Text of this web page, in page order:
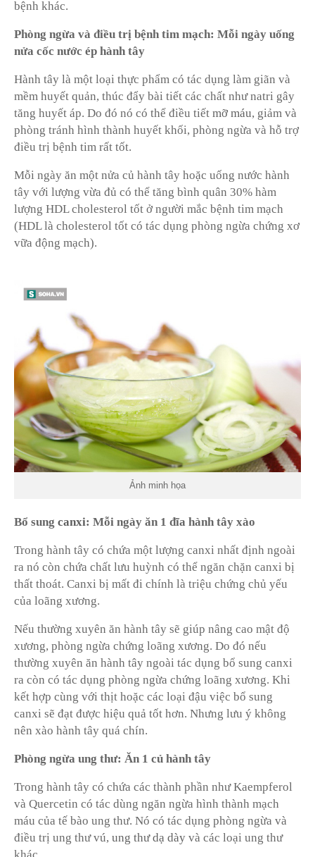
bệnh khác.
Phòng ngừa và điều trị bệnh tim mạch: Mỗi ngày uống
nửa cốc nước ép hành tây
Hành tây là một loại thực phẩm có tác dụng làm giãn và
mềm huyết quản, thúc đẩy bài tiết các chất như natri gây
tăng huyết áp. Do đó nó có thể điều tiết mỡ máu, giảm và
phòng tránh hình thành huyết khối, phòng ngừa và hỗ trợ
điều trị bệnh tim rất tốt.
Mỗi ngày ăn một nửa củ hành tây hoặc uống nước hành
tây với lượng vừa đủ có thể tăng bình quân 30% hàm
lượng HDL cholesterol tốt ở người mắc bệnh tim mạch
(HDL là cholesterol tốt có tác dụng phòng ngừa chứng xơ
vữa động mạch).
Ảnh minh họa
Bổ sung canxi: Mỗi ngày ăn 1 đĩa hành tây xào
Trong hành tây có chứa một lượng canxi nhất định ngoài
ra nó còn chứa chất lưu huỳnh có thể ngăn chặn canxi bị
thất thoát. Canxi bị mất đi chính là triệu chứng chủ yếu
của loãng xương.
Nếu thường xuyên ăn hành tây sẽ giúp nâng cao mật độ
xương, phòng ngừa chứng loãng xương. Do đó nếu
thường xuyên ăn hành tây ngoài tác dụng bổ sung canxi
ra còn có tác dụng phòng ngừa chứng loãng xương. Khi
kết hợp cùng với thịt hoặc các loại đậu việc bổ sung
canxi sẽ đạt được hiệu quả tốt hơn. Nhưng lưu ý không
nên xào hành tây quá chín.
Phòng ngừa ung thư: Ăn 1 củ hành tây
Trong hành tây có chứa các thành phần như Kaempferol
và Quercetin có tác dùng ngăn ngừa hình thành mạch
máu của tế bào ung thư. Nó có tác dụng phòng ngừa và
điều trị ung thư vú, ung thư dạ dày và các loại ung thư